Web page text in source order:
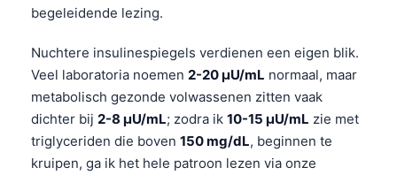
begeleidende lezing.
Nuchtere insulinespiegels verdienen een eigen blik.
Veel laboratoria noemen 2-20 µU/mL normaal, maar
metabolisch gezonde volwassenen zitten vaak
dichter bij 2-8 µU/mL; zodra ik 10-15 µU/mL zie met
triglyceriden die boven 150 mg/dL, beginnen te
kruipen, ga ik het hele patroon lezen via onze